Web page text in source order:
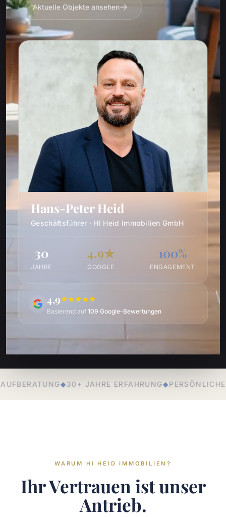
Aktuelle Objekte ansehen
Hans-Peter Heid
Geschäftsführer · HI Heid Immobilien GmbH
30
JAHRE
4,9★
GOOGLE
100%
ENGAGEMENT
4,9
Basierend auf 109 Google-Bewertungen
ERFAHRUNG◆PERSÖNLICHE BETREUUNG◆LOKALE
WARUM HI HEID IMMOBILIEN?
Ihr Vertrauen ist unser
Antrieb.